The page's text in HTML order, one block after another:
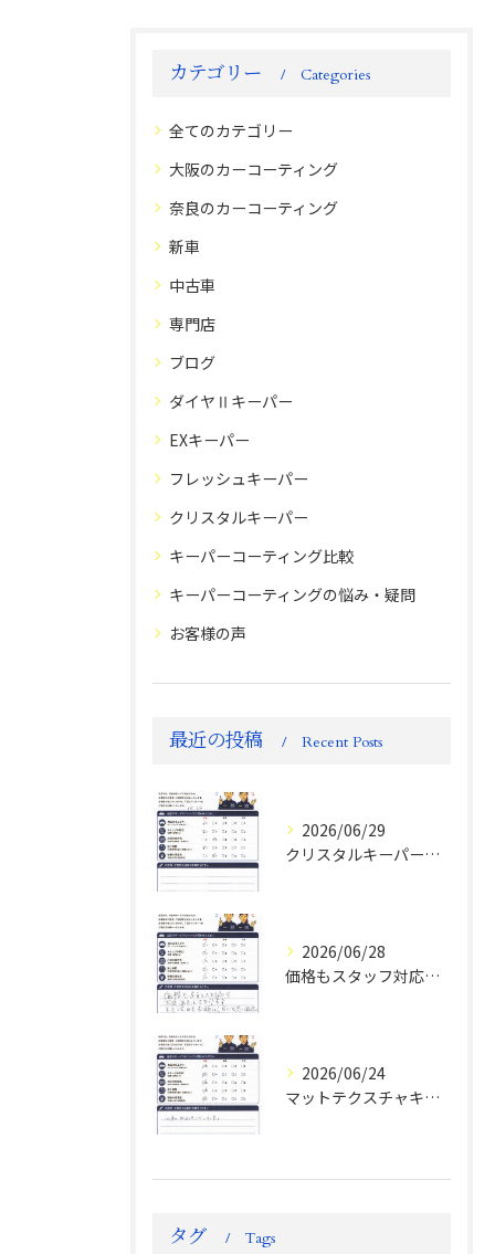
カテゴリー Categories
全てのカテゴリー
大阪のカーコーティング
奈良のカーコーティング
新車
中古車
専門店
ブログ
ダイヤⅡキーパー
EXキーパー
フレッシュキーパー
クリスタルキーパー
キーパーコーティング比較
キーパーコーティングの悩み・疑問
お客様の声
最近の投稿 Recent Posts
2026/06/29
クリスタルキーパー評判
2026/06/28
価格もスタッフ対応も大変満足！ランドクルーザーFJお客様の声
2026/06/24
マットテクスチャキーパー施工後のお客様の声
タグ Tags